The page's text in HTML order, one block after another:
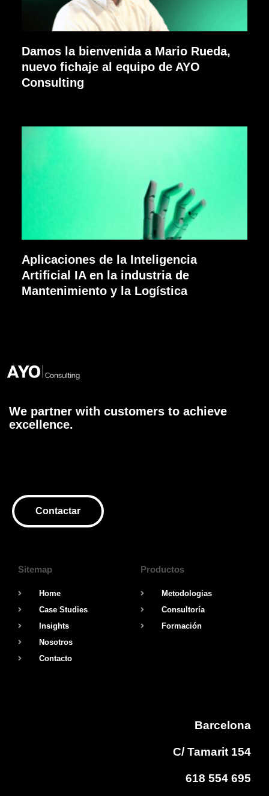
Damos la bienvenida a Mario Rueda,
nuevo fichaje al equipo de AYO
Consulting
Aplicaciones de la Inteligencia
Artificial IA en la industria de
Mantenimiento y la Logística
We partner with customers to achieve
excellence.
Contactar
Sitemap
Home
Case Studies
Insights
Nosotros
Contacto
Productos
Metodologias
Consultoría
Formación
Barcelona
C/ Tamarit 154
618 554 695